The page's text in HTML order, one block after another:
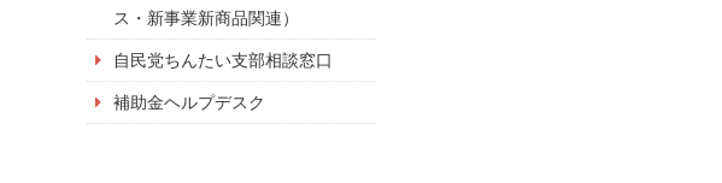
ス・新事業新商品関連）
自民党ちんたい支部相談窓口
補助金ヘルプデスク